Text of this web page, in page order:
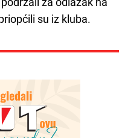
su iz kluba.